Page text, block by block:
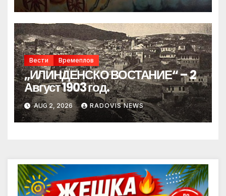
Вести Времеплов
„ИЛИНДЕНСКО ВОСТАНИЕ“ – 2
Август 1903 год.
AUG 2, 2026 RADOVIS NEWS